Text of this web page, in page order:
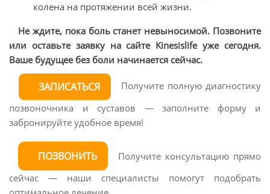
колена на протяжении всей жизни.
Не ждите, пока боль станет невыносимой. Позвоните
или оставьте заявку на сайте Kinesislife уже сегодня.
Ваше будущее без боли начинается сейчас.
ЗАПИСАТЬСЯ
Получите полную диагностику
позвоночника и суставов — заполните форму и
забронируйте удобное время!
ПОЗВОНИТЬ
Получите консультацию прямо
сейчас — наши специалисты помогут подобрать